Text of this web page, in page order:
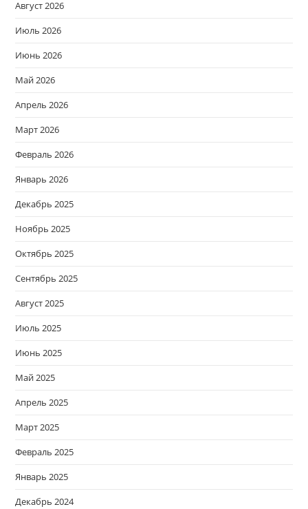
Август 2026
Июль 2026
Июнь 2026
Май 2026
Апрель 2026
Март 2026
Февраль 2026
Январь 2026
Декабрь 2025
Ноябрь 2025
Октябрь 2025
Сентябрь 2025
Август 2025
Июль 2025
Июнь 2025
Май 2025
Апрель 2025
Март 2025
Февраль 2025
Январь 2025
Декабрь 2024